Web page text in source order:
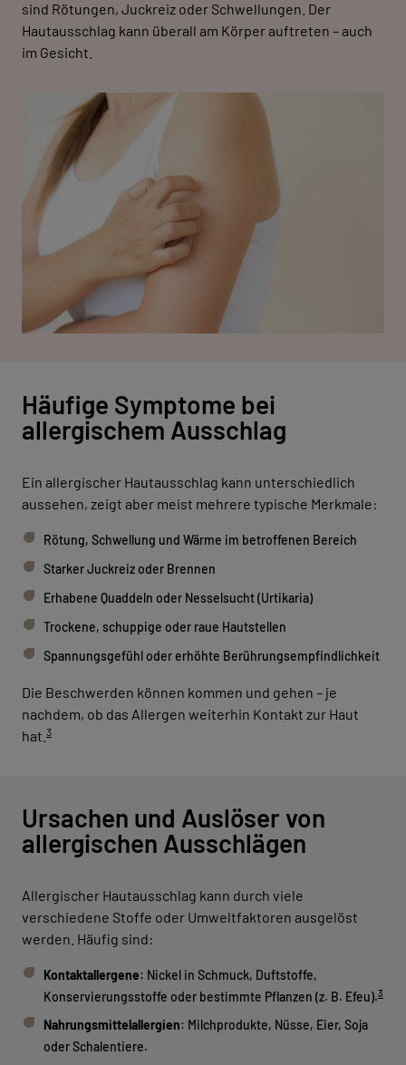
sind Rötungen, Juckreiz oder Schwellungen. Der
Hautausschlag kann überall am Körper auftreten – auch
im Gesicht.
Häufige Symptome bei
allergischem Ausschlag
Ein allergischer Hautausschlag kann unterschiedlich
aussehen, zeigt aber meist mehrere typische Merkmale:
Rötung, Schwellung und Wärme im betroffenen Bereich
Starker Juckreiz oder Brennen
Erhabene Quaddeln oder Nesselsucht (Urtikaria)
Trockene, schuppige oder raue Hautstellen
Spannungsgefühl oder erhöhte Berührungsempfindlichkeit
Die Beschwerden können kommen und gehen – je
nachdem, ob das Allergen weiterhin Kontakt zur Haut
hat. 3
Ursachen und Auslöser von
allergischen Ausschlägen
Allergischer Hautausschlag kann durch viele
verschiedene Stoffe oder Umweltfaktoren ausgelöst
werden. Häufig sind:
Kontaktallergene: Nickel in Schmuck, Duftstoffe,
Konservierungsstoffe oder bestimmte Pflanzen (z. B. Efeu).3
Nahrungsmittelallergien: Milchprodukte, Nüsse, Eier, Soja
oder Schalentiere.